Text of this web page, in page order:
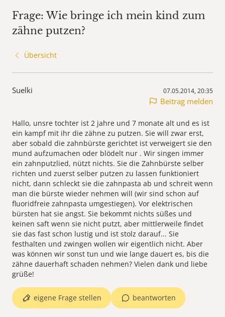
Frage: Wie bringe ich mein kind zum
zähne putzen?
Übersicht
Suelki 07.05.2014, 20:35
Beitrag melden
Hallo, unsre tochter ist 2 jahre und 7 monate alt und es ist
ein kampf mit ihr die zähne zu putzen. Sie will zwar erst,
aber sobald die zahnbürste gerichtet ist verweigert sie den
mund aufzumachen oder blödelt nur . Wir singen immer
ein zahnputzlied, nützt nichts. Sie die Zahnbürste selber
richten und zuerst selber putzen zu lassen funktioniert
nicht, dann schleckt sie die zahnpasta ab und schreit wenn
man die bürste wieder nehmen will (wir sind schon auf
fluoridfreie zahnpasta umgestiegen). Vor elektrischen
bürsten hat sie angst. Sie bekommt nichts süßes und
keinen saft wenn sie nicht putzt, aber mittlerweile findet
sie das fast schon lustig und ist stolz darauf... Sie
festhalten und zwingen wollen wir eigentlich nicht. Aber
was können wir sonst tun und wie lange dauert es, bis die
zähne dauerhaft schaden nehmen? Vielen dank und liebe
grüße!
beantworten
eigene Frage stellen